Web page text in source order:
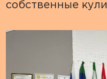
собственные